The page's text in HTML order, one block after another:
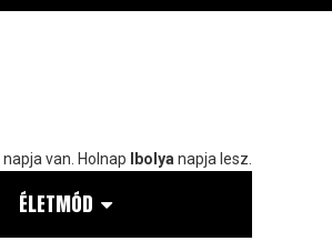
napja van. Holnap Ibolya napja lesz.
ÉLETMÓD